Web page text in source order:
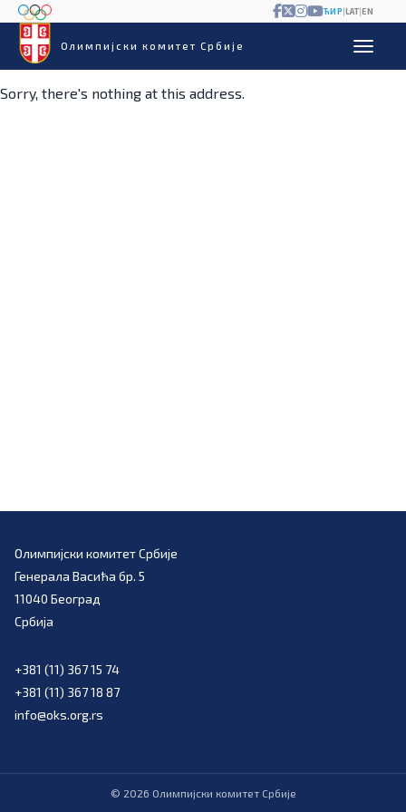
Олимпијски комитет Србије
ЋИР|LAT|EN
Sorry, there's nothing at this address.
Олимпијски комитет Србије
Генерала Васића бр. 5
11040 Београд
Србија
+381 (11) 367 15 74
+381 (11) 367 18 87
info@oks.org.rs
© 2026 Олимпијски комитет Србије